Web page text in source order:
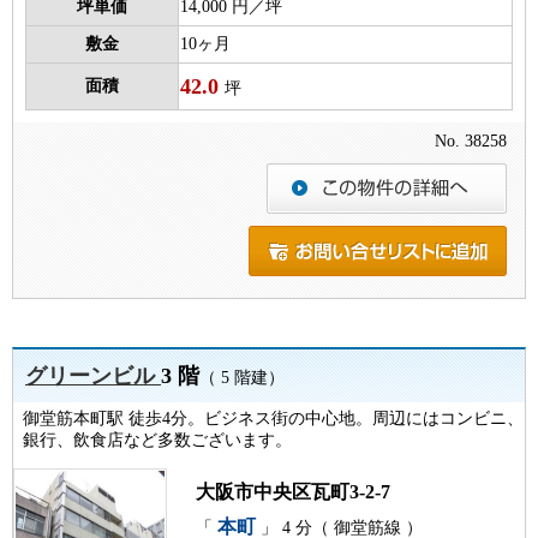
坪単価 14,000 円／坪
敷金 10ヶ月
面積 42.0 坪
No. 38258
グリーンビル3 階（ 5 階建）
御堂筋本町駅 徒歩4分。ビジネス街の中心地。周辺にはコンビニ、
銀行、飲食店など多数ございます。
大阪市中央区瓦町3-2-7
「 本町 」 4 分（ 御堂筋線 ）